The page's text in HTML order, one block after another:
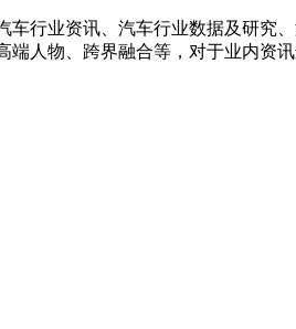
行业资讯、汽车行业数据及研究
人物、跨界融合等，对于业内资